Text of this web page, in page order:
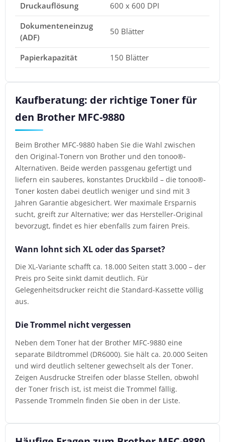
Druckauflösung
600 x 600 DPI
Dokumenteneinzug
(ADF)
50 Blätter
Papierkapazität 150 Blätter
Kaufberatung: der richtige Toner für
den Brother MFC-9880
Beim Brother MFC-9880 haben Sie die Wahl zwischen
den Original-Tonern von Brother und den tonoo®-
Alternativen. Beide werden passgenau gefertigt und
liefern ein sauberes, konstantes Druckbild – die tonoo®-
Toner kosten dabei deutlich weniger und sind mit 3
Jahren Garantie abgesichert. Wer maximale Ersparnis
sucht, greift zur Alternative; wer das Hersteller-Original
bevorzugt, findet es hier ebenfalls zum fairen Preis.
Wann lohnt sich XL oder das Sparset?
Die XL-Variante schafft ca. 18.000 Seiten statt 3.000 – der
Preis pro Seite sinkt damit deutlich. Für
Gelegenheitsdrucker reicht die Standard-Kassette völlig
aus.
Die Trommel nicht vergessen
Neben dem Toner hat der Brother MFC-9880 eine
separate Bildtrommel (DR6000). Sie hält ca. 20.000 Seiten
und wird deutlich seltener gewechselt als der Toner.
Zeigen Ausdrucke Streifen oder blasse Stellen, obwohl
der Toner frisch ist, ist meist die Trommel fällig.
Passende Trommeln finden Sie oben in der Liste.